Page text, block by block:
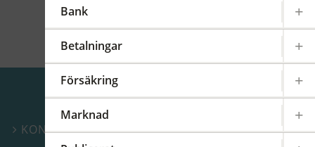
Bank
Betalningar
Försäkring
Marknad
 KONTAKTA OSS